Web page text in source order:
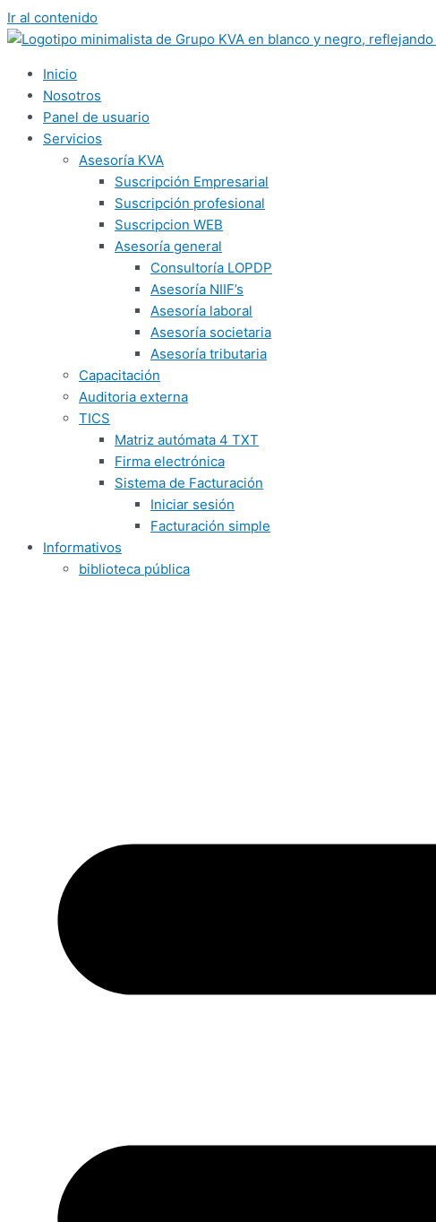
Ir al contenido
Inicio
Nosotros
Panel de usuario
Servicios
Asesoría KVA
Suscripción Empresarial
Suscripción profesional
Suscripcion WEB
Asesoría general
Consultoría LOPDP
Asesoría NIIF’s
Asesoría laboral
Asesoría societaria
Asesoría tributaria
Capacitación
Auditoria externa
TICS
Matriz autómata 4 TXT
Firma electrónica
Sistema de Facturación
Iniciar sesión
Facturación simple
Informativos
biblioteca pública